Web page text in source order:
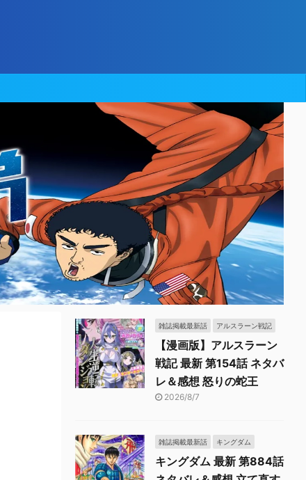
雑誌掲載最新話 アルスラーン戦記
【漫画版】アルスラーン
戦記 最新 第154話 ネタバ
レ＆感想 怒りの蛇王
2026/8/7
雑誌掲載最新話 キングダム
キングダム 最新 第884話